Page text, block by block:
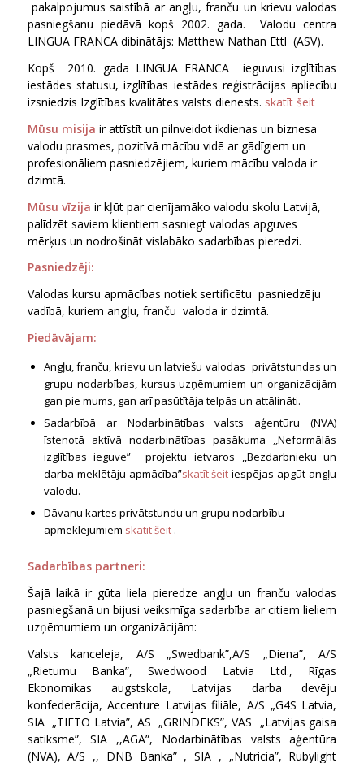
pakalpojumus saistībā ar angļu, franču un krievu valodas
pasniegšanu piedāvā kopš 2002. gada. Valodu centra
LINGUA FRANCA dibinātājs: Matthew Nathan Ettl (ASV).
Kopš 2010. gada LINGUA FRANCA ieguvusi izglītības
iestādes statusu, izglītības iestādes reģistrācijas apliecību
izsniedzis Izglītības kvalitātes valsts dienests. skatīt šeit
Mūsu misija ir attīstīt un pilnveidot ikdienas un biznesa
valodu prasmes, pozitīvā mācību vidē ar gādīgiem un
profesionāliem pasniedzējiem, kuriem mācību valoda ir
dzimtā.
Mūsu vīzija irkļūt par cienījamāko valodu skolu Latvijā,
palīdzēt saviem klientiem sasniegt valodas apguves
mērķus un nodrošināt vislabāko sadarbības pieredzi.
Pasniedzēji:
Valodas kursu apmācības notiek sertificētu pasniedzēju
vadībā, kuriem angļu, franču valoda ir dzimtā.
Piedāvājam:
Angļu, franču, krievu un latviešu valodas privātstundas un
grupu nodarbības, kursus uzņēmumiem un organizācijām
gan pie mums, gan arī pasūtītāja telpās un attālināti.
Sadarbībā ar Nodarbinātības valsts aģentūru (NVA)
īstenotā aktīvā nodarbinātības pasākuma ,,Neformālās
izglītības ieguve” projektu ietvaros ,,Bezdarbnieku un
darba meklētāju apmācība”skatīt šeit iespējas apgūt angļu
valodu.
Dāvanu kartes privātstundu un grupu nodarbību
apmeklējumiem skatīt šeit .
Sadarbības partneri:
Šajā laikā ir gūta liela pieredze angļu un franču valodas
pasniegšanā un bijusi veiksmīga sadarbība ar citiem lieliem
uzņēmumiem un organizācijām:
Valsts kanceleja, A/S „Swedbank”,A/S „Diena”, A/S
„Rietumu Banka”, Swedwood Latvia Ltd., Rīgas
Ekonomikas augstskola, Latvijas darba devēju
konfederācija, Accenture Latvijas filiāle, A/S „G4S Latvia,
SIA „TIETO Latvia”, AS „GRINDEKS”, VAS „Latvijas gaisa
satiksme”, SIA ,,AGA”, Nodarbinātības valsts aģentūra
(NVA), A/S ,, DNB Banka” , SIA , „Nutricia”, Rubylight